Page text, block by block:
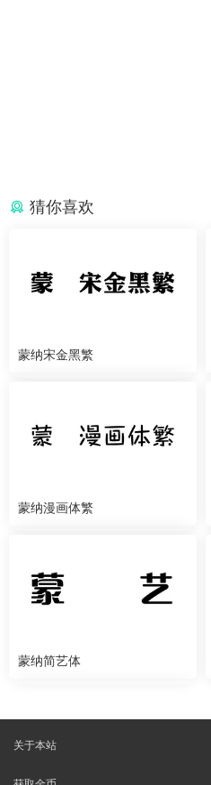
猜你喜欢
蒙纳宋金黑繁
蒙纳漫画体繁
蒙纳简艺体
关于本站